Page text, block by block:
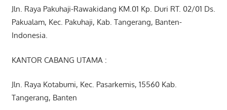
Jln. Raya Pakuhaji-Rawakidang KM.01 Kp. Duri RT. 02/01 Ds.
Pakualam, Kec. Pakuhaji, Kab. Tangerang, Banten-
Indonesia.
KANTOR CABANG UTAMA :
Jln. Raya Kotabumi, Kec. Pasarkemis, 15560 Kab.
Tangerang, Banten